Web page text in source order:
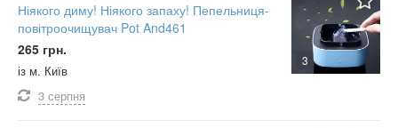
3
Ніякого диму! Ніякого запаху! Пепельниця-
повітроочищувач Pot And461
265 грн.
із м. Київ
3 серпня